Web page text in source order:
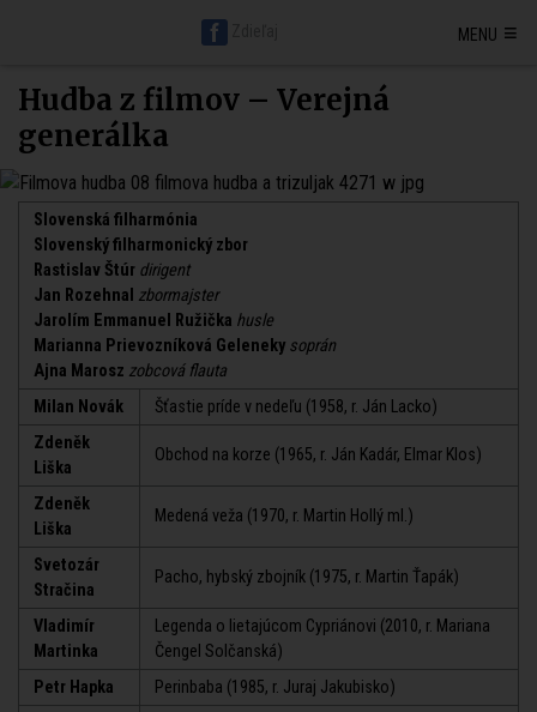
Karlova ves
Podunajské Biskupice
Záhorská Bystrica
Jarovce Čunovo Rusovce
Senec
Malacky Pezinok Modra
MENU ≡
Hudba z filmov – Verejná
generálka
Slovenská filharmónia
Slovenský filharmonický zbor
Rastislav Štúr dirigent
Jan Rozehnal zbormajster
Jarolím Emmanuel Ružička husle
Marianna Prievozníková Gelenekysoprán
Ajna Marosz zobcová flauta
Milan Novák
Šťastie príde v nedeľu (1958, r. Ján Lacko)
Zdeněk
Liška
Obchod na korze (1965, r. Ján Kadár, Elmar Klos)
Zdeněk
Liška
Medená veža (1970, r. Martin Hollý ml.)
Svetozár
Stračina
Pacho, hybský zbojník (1975, r. Martin Ťapák)
Vladimír
Martinka
Legenda o lietajúcom Cypriánovi (2010, r. Mariana
Čengel Solčanská)
Petr Hapka
Perinbaba (1985, r. Juraj Jakubisko)